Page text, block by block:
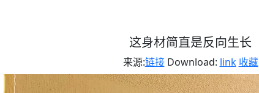
这身材简直是反向生长
来源:链接Download: link 收藏